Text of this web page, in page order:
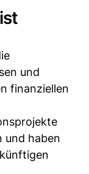
und
finanziellen
und haben